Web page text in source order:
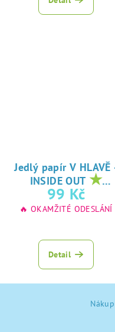
Jedlý papír V HLAVĚ
INSIDE OUT ★
oblíbený tisk na
jedlý papír
99 Kč
🔥 OKAMŽITÉ ODESLÁNÍ
Detail